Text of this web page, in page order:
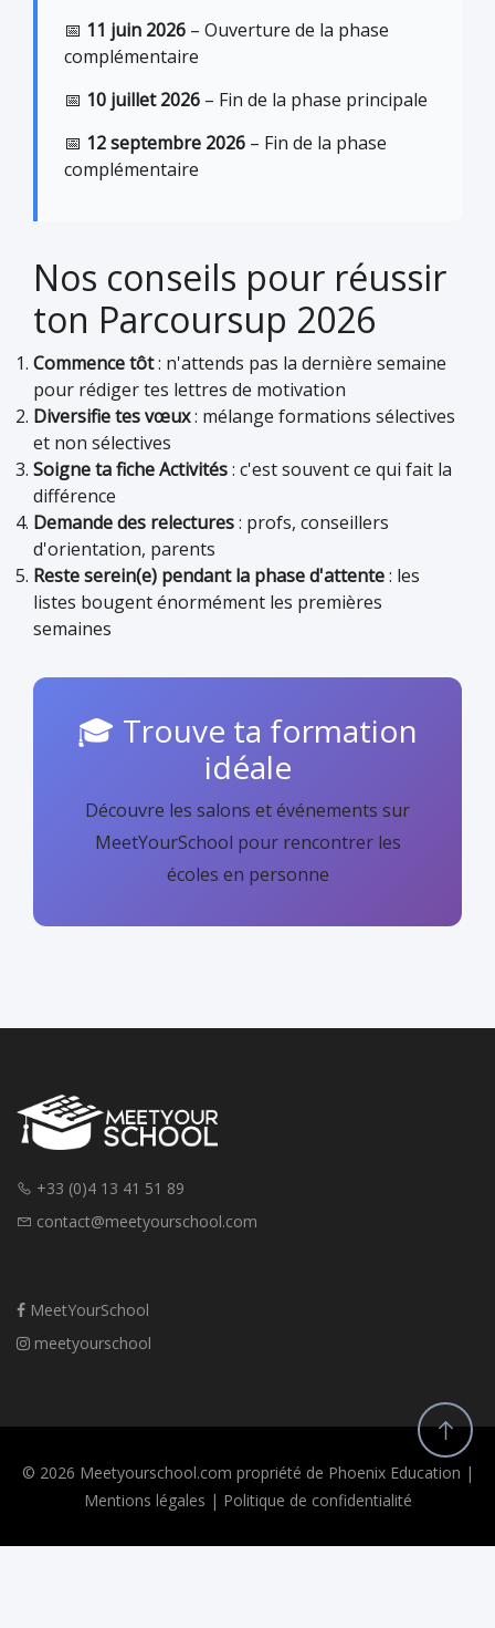
📅 11 juin 2026 – Ouverture de la phase
complémentaire
📅 10 juillet 2026 – Fin de la phase principale
📅 12 septembre 2026 – Fin de la phase
complémentaire
Nos conseils pour réussir
ton Parcoursup 2026
Commence tôt: n'attends pas la dernière semaine
pour rédiger tes lettres de motivation
Diversifie tes vœux: mélange formations sélectives
et non sélectives
Soigne ta fiche Activités: c'est souvent ce qui fait la
différence
Demande des relectures: profs, conseillers
d'orientation, parents
Reste serein(e) pendant la phase d'attente: les
listes bougent énormément les premières
semaines
🎓 Trouve ta formation
idéale
Découvre les salons et événements sur
MeetYourSchool pour rencontrer les
écoles en personne
+33 (0)4 13 41 51 89
contact@meetyourschool.com
MeetYourSchool
meetyourschool
© 2026 Meetyourschool.com propriété de Phoenix Education |
Mentions légales | Politique de confidentialité